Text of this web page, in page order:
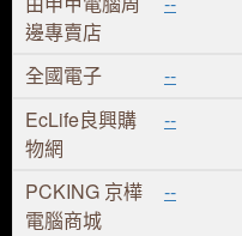
邊專賣店
全國電子 --
EcLife良興購
物網
--
PCKING 京樺
電腦商城
--